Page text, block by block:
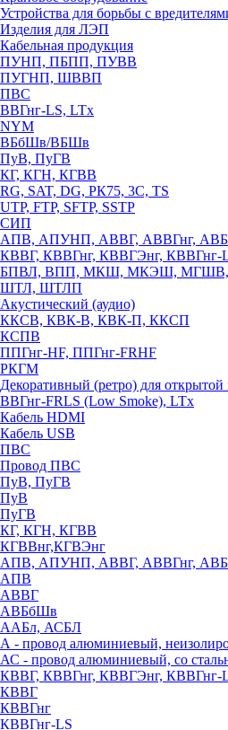
Устройства для борьбы с
Изделия для ЛЭП
Кабельная продукция
ПУНП, ПБПП, ПУВВ
ПУГНП, ШВВП
ПВС
ВВГнг-LS, LTx
NYM
ВБбШв/ВБШв
ПуВ, ПуГВ
КГ, КГН, КГВВ
RG, SAT, DG, РК75, 3С, TS
UTP, FTP, SFTP, SSTP
СИП
АПВ, АПУНП, АВВГ, АВВГнг,
КВВГ, КВВГнг, КВВГЭнг, КВВГнг-
БПВЛ, ВПП, МКШ, МКЭШ,
ШТЛ, ШТЛП
Акустический (аудио)
ККСВ, КВК-В, КВК-П, ККСП
КСПВ
ППГнг-HF, ППГнг-FRHF
РКГМ
Декоративный (ретро) для открытой
ВВГнг-FRLS (Low Smoke), LTx
Кабель HDMI
Кабель USB
ПВС
Провод ПВС
ПуВ, ПуГВ
ПуВ
ПуГВ
КГ, КГН, КГВВ
КГВВнг,КГВЭнг
АПВ, АПУНП, АВВГ, АВВГнг,
АПВ
АВВГ
АВБбШв
ААБл, АСБЛ
А - провод алюминиевый,
АС - провод алюминиевый, со
КВВГ, КВВГнг, КВВГЭнг, КВВГнг-
КВВГ
КВВГнг
КВВГнг-LS